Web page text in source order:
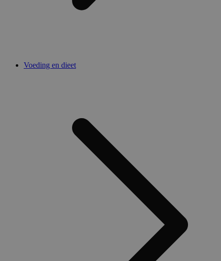
Voeding en dieet